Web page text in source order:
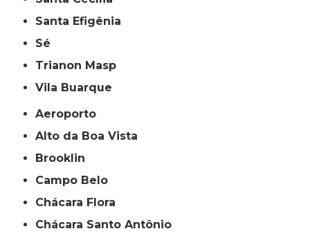
Santa Efigênia
Sé
Trianon Masp
Vila Buarque
Aeroporto
Alto da Boa Vista
Brooklin
Campo Belo
Chácara Flora
Chácara Santo Antônio